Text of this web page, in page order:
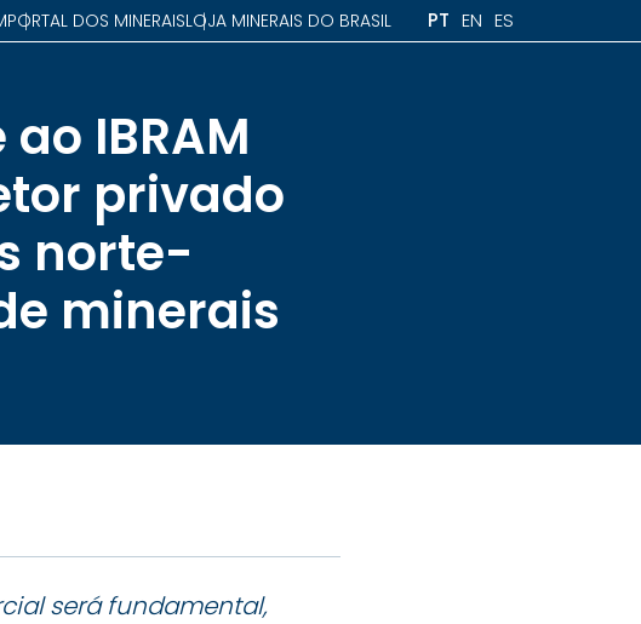
PORTAL DOS MINERAISLOJA MINERAIS DO BRASIL PT EN ES
IBRAM
privado
norte-
minerais
será fundamental,